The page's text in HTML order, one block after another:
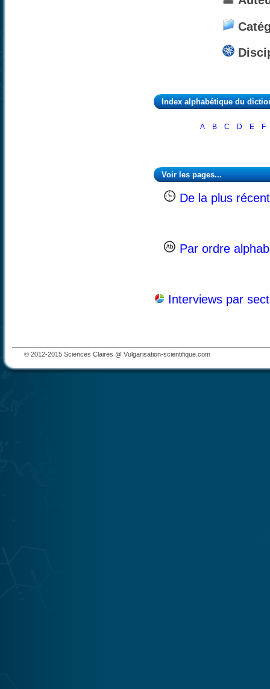
Index alphabétique du
A B C D E F
Voir les pages...
De la plus
Par ordre
Interviews par
© 2012-2015 Sciences Claires @ Vulgarisation-scientifique.com